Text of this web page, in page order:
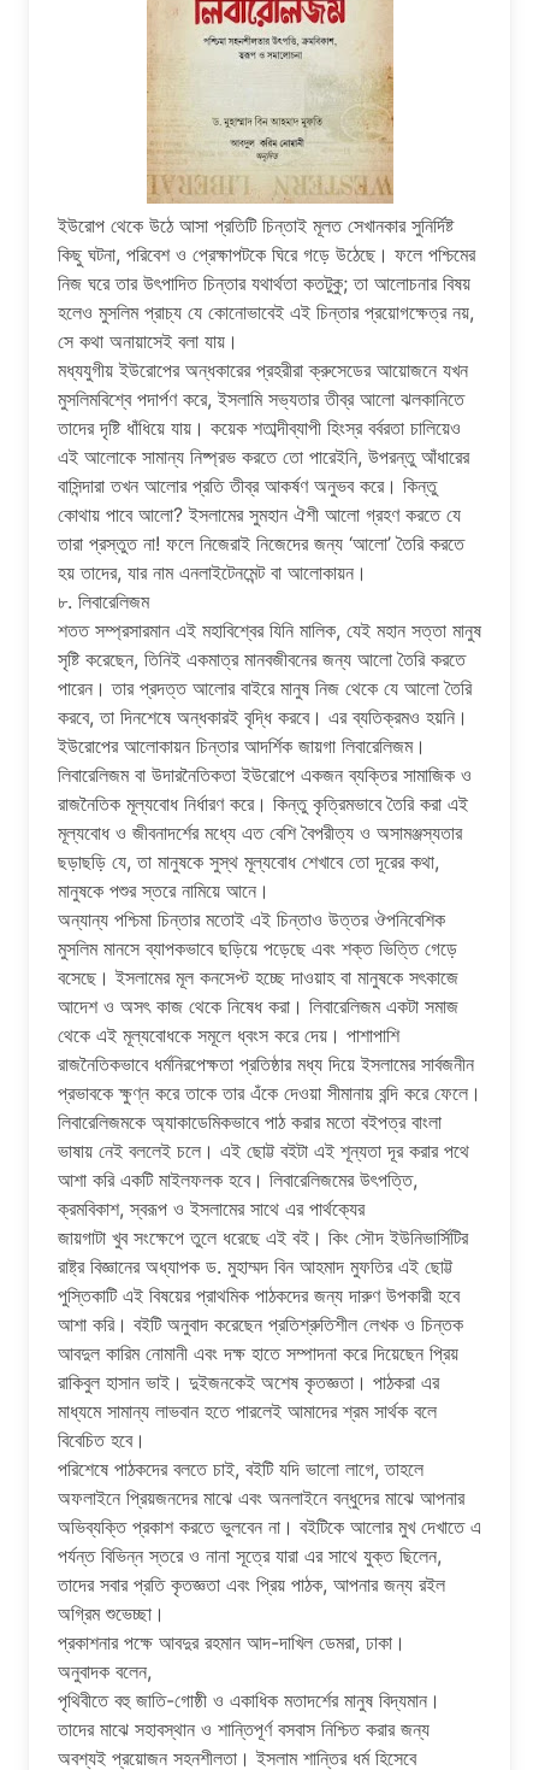
ইউরোপ থেকে উঠে আসা প্রতিটি চিন্তাই মূলত সেখানকার সুনির্দিষ্ট
কিছু ঘটনা, পরিবেশ ও প্রেক্ষাপটকে ঘিরে গড়ে উঠেছে। ফলে পশ্চিমের
নিজ ঘরে তার উৎপাদিত চিন্তার যথার্থতা কতটুকু; তা আলোচনার বিষয়
হলেও মুসলিম প্রাচ্য যে কোনোভাবেই এই চিন্তার প্রয়োগক্ষেত্র নয়,
সে কথা অনায়াসেই বলা যায়।
মধ্যযুগীয় ইউরোপের অন্ধকারের প্রহরীরা ক্রুসেডের আয়োজনে যখন
মুসলিমবিশ্বে পদার্পণ করে, ইসলামি সভ্যতার তীব্র আলো ঝলকানিতে
তাদের দৃষ্টি ধাঁধিয়ে যায়। কয়েক শতাব্দীব্যাপী হিংস্র বর্বরতা চালিয়েও
এই আলোকে সামান্য নিষ্প্রভ করতে তো পারেইনি, উপরন্তু আঁধারের
বাসিন্দারা তখন আলোর প্রতি তীব্র আকর্ষণ অনুভব করে। কিন্তু
কোথায় পাবে আলো? ইসলামের সুমহান ঐশী আলো গ্রহণ করতে যে
তারা প্রস্তুত না! ফলে নিজেরাই নিজেদের জন্য ‘আলো’ তৈরি করতে
হয় তাদের, যার নাম এনলাইটেনমেন্ট বা আলোকায়ন।
৮. লিবারেলিজম
শতত সম্প্রসারমান এই মহাবিশ্বের যিনি মালিক, যেই মহান সত্তা মানুষ
সৃষ্টি করেছেন, তিনিই একমাত্র মানবজীবনের জন্য আলো তৈরি করতে
পারেন। তার প্রদত্ত আলোর বাইরে মানুষ নিজ থেকে যে আলো তৈরি
করবে, তা দিনশেষে অন্ধকারই বৃদ্ধি করবে। এর ব্যতিক্রমও হয়নি।
ইউরোপের আলোকায়ন চিন্তার আদর্শিক জায়গা লিবারেলিজম।
লিবারেলিজম বা উদারনৈতিকতা ইউরোপে একজন ব্যক্তির সামাজিক ও
রাজনৈতিক মূল্যবোধ নির্ধারণ করে। কিন্তু কৃত্রিমভাবে তৈরি করা এই
মূল্যবোধ ও জীবনাদর্শের মধ্যে এত বেশি বৈপরীত্য ও অসামঞ্জস্যতার
ছড়াছড়ি যে, তা মানুষকে সুস্থ মূল্যবোধ শেখাবে তো দূরের কথা,
মানুষকে পশুর স্তরে নামিয়ে আনে।
অন্যান্য পশ্চিমা চিন্তার মতোই এই চিন্তাও উত্তর ঔপনিবেশিক
মুসলিম মানসে ব্যাপকভাবে ছড়িয়ে পড়েছে এবং শক্ত ভিত্তি গেড়ে
বসেছে। ইসলামের মূল কনসেপ্ট হচ্ছে দাওয়াহ বা মানুষকে সৎকাজে
আদেশ ও অসৎ কাজ থেকে নিষেধ করা। লিবারেলিজম একটা সমাজ
থেকে এই মূল্যবোধকে সমূলে ধ্বংস করে দেয়। পাশাপাশি
রাজনৈতিকভাবে ধর্মনিরপেক্ষতা প্রতিষ্ঠার মধ্য দিয়ে ইসলামের সার্বজনীন
প্রভাবকে ক্ষুণ্ন করে তাকে তার এঁকে দেওয়া সীমানায় বন্দি করে ফেলে।
লিবারেলিজমকে অ্যাকাডেমিকভাবে পাঠ করার মতো বইপত্র বাংলা
ভাষায় নেই বললেই চলে। এই ছোট্ট বইটা এই শূন্যতা দূর করার পথে
আশা করি একটি মাইলফলক হবে। লিবারেলিজমের উৎপত্তি,
ক্রমবিকাশ, স্বরূপ ও ইসলামের সাথে এর পার্থক্যের
জায়গাটা খুব সংক্ষেপে তুলে ধরেছে এই বই। কিং সৌদ ইউনিভার্সিটির
রাষ্ট্র বিজ্ঞানের অধ্যাপক ড. মুহাম্মদ বিন আহমাদ মুফতির এই ছোট্ট
পুস্তিকাটি এই বিষয়ের প্রাথমিক পাঠকদের জন্য দারুণ উপকারী হবে
আশা করি। বইটি অনুবাদ করেছেন প্রতিশ্রুতিশীল লেখক ও চিন্তক
আবদুল কারিম নোমানী এবং দক্ষ হাতে সম্পাদনা করে দিয়েছেন প্রিয়
রাকিবুল হাসান ভাই। দুইজনকেই অশেষ কৃতজ্ঞতা। পাঠকরা এর
মাধ্যমে সামান্য লাভবান হতে পারলেই আমাদের শ্রম সার্থক বলে
বিবেচিত হবে।
পরিশেষে পাঠকদের বলতে চাই, বইটি যদি ভালো লাগে, তাহলে
অফলাইনে প্রিয়জনদের মাঝে এবং অনলাইনে বন্ধুদের মাঝে আপনার
অভিব্যক্তি প্রকাশ করতে ভুলবেন না। বইটিকে আলোর মুখ দেখাতে এ
পর্যন্ত বিভিন্ন স্তরে ও নানা সূত্রে যারা এর সাথে যুক্ত ছিলেন,
তাদের সবার প্রতি কৃতজ্ঞতা এবং প্রিয় পাঠক, আপনার জন্য রইল
অগ্রিম শুভেচ্ছা।
প্রকাশনার পক্ষে আবদুর রহমান আদ-দাখিল ডেমরা, ঢাকা।
অনুবাদক বলেন,
পৃথিবীতে বহু জাতি-গোষ্ঠী ও একাধিক মতাদর্শের মানুষ বিদ্যমান।
তাদের মাঝে সহাবস্থান ও শান্তিপূর্ণ বসবাস নিশ্চিত করার জন্য
অবশ্যই প্রয়োজন সহনশীলতা। ইসলাম শান্তির ধর্ম হিসেবে